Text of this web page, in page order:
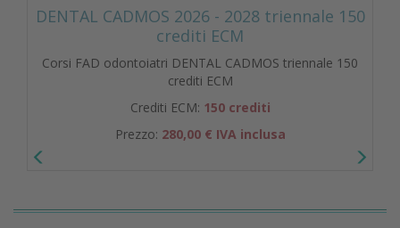
DENTAL CADMOS 2026 - 2028 triennale 150
crediti ECM
Corsi FAD odontoiatri DENTAL CADMOS triennale 150
crediti ECM
Crediti ECM: 150 crediti
Prezzo: 280,00 € IVA inclusa